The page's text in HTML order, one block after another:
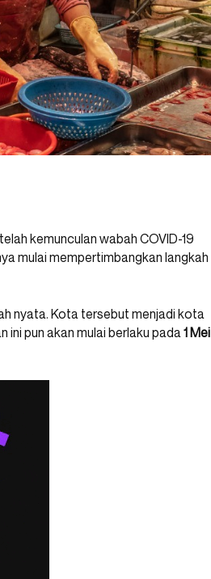
kemunculan wabah COVID-19
mulai mempertimbangkan langkah
nyata. Kota tersebut menjadi kota
ini pun akan mulai berlaku pada1 Mei